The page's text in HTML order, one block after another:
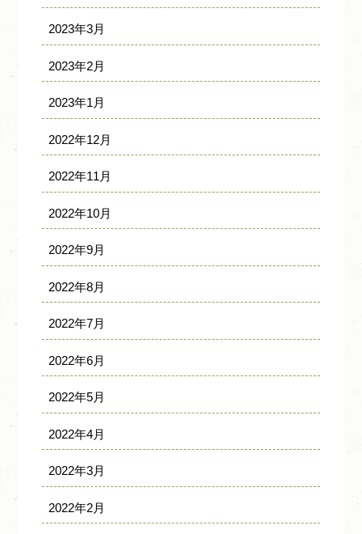
2023年3月
2023年2月
2023年1月
2022年12月
2022年11月
2022年10月
2022年9月
2022年8月
2022年7月
2022年6月
2022年5月
2022年4月
2022年3月
2022年2月